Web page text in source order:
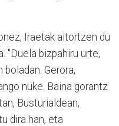
Iraetak aitortzen du
"Duela bizpahiru urte,
Gerora,
nuke. Baina gorantz
Busturialdean,
dira han, eta